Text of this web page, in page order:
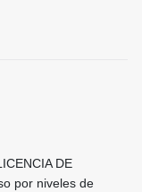
DE
por niveles de